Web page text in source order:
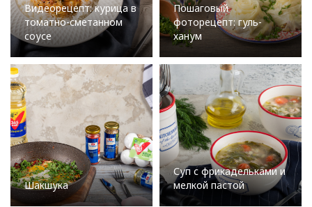
Видеорецепт: курица в
томатно-сметанном
соусе
Пошаговый
фоторецепт: гуль-
ханум
Шакшука
Суп с фрикадельками и
мелкой пастой